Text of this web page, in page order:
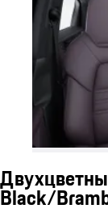
Black/